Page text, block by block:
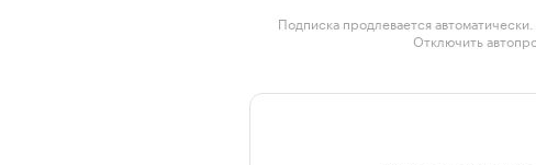
Подписка продлевается
Отключить